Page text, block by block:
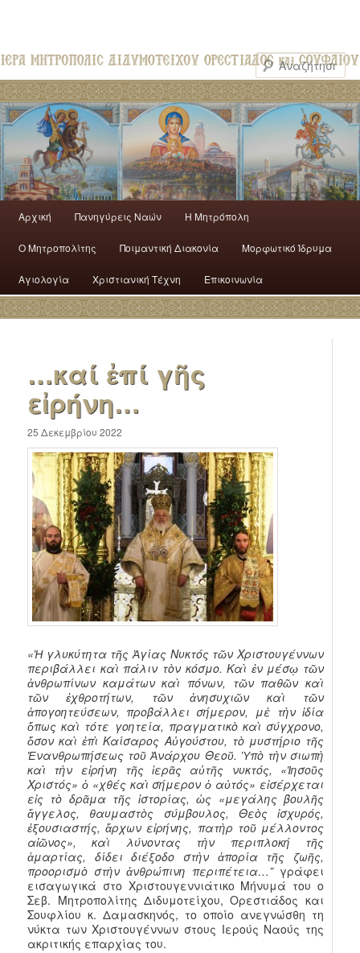
Αρχική Πανηγύρεις Ναών H Mητρόπολη
Ο Mητροπολίτης Ποιμαντική Διακονία Μορφωτικό Ίδρυμα
Αγιολογία Χριστιανική Τέχνη Επικοινωνία
…καί ἐπί γῆς
εἰρήνη…
25 Δεκεμβρίου 2022
«Ἡ γλυκύτητα τῆς Ἁγίας Νυκτός τῶν Χριστουγέννων
περιβάλλει καὶ πάλιν τὸν κόσμο. Καὶ ἐν μέσῳ τῶν
ἀνθρωπίνων καμάτων καὶ πόνων, τῶν παθῶν καὶ
τῶν ἐχθροτήτων, τῶν ἀνησυχιῶν καὶ τῶν
ἀπογοητεύσεων, προβάλλει σήμερον, μὲ τὴν ἰδία
ὅπως καὶ τότε γοητεία, πραγματικὸ καὶ σύγχρονο,
ὅσον καὶ ἐπὶ Καίσαρος Αὐγούστου, τὸ μυστήριο τῆς
Ἐνανθρωπήσεως τοῦ Ἀνάρχου Θεοῦ. Ὑπὸ τὴν σιωπὴ
καὶ τὴν εἰρήνη τῆς ἱερᾶς αὐτῆς νυκτός, «Ἰησοῦς
Χριστός» ὁ «χθές καὶ σήμερον ὁ αὐτός» εἰσέρχεται
εἰς τὸ δρᾶμα τῆς ἱστορίας, ὡς «μεγάλης βουλῆς
ἄγγελος, θαυμαστὸς σύμβουλος, Θεὸς ἰσχυρός,
ἐξουσιαστής, ἄρχων εἰρήνης, πατὴρ τοῦ μέλλοντος
αἰῶνος», καὶ λύνοντας τὴν περιπλοκή τῆς
ἁμαρτίας, δίδει διέξοδο στὴν ἀπορία τῆς ζωῆς,
προορισμὸ στὴν ἀνθρώπινη περιπέτεια…” γράφει
εισαγωγικά στο Χριστουγεννιάτικο Μήνυμά του ο
Σεβ. Μητροπολίτης Διδυμοτείχου, Ορεστιάδος και
Σουφλίου κ. Δαμασκηνός, το οποίο ανεγνώσθη τη
νύκτα των Χριστουγέννων στους Ιερούς Ναούς της
ακριτικής επαρχίας του.